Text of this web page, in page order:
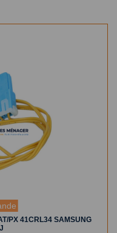
PX 41CRL34 SAMSUNG